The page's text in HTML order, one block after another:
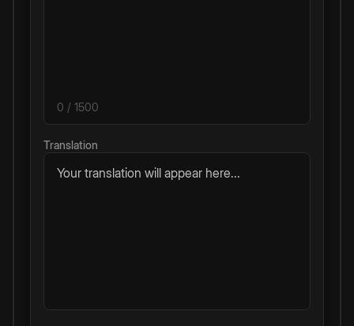
0 / 1500
Translation
Your translation will appear here...